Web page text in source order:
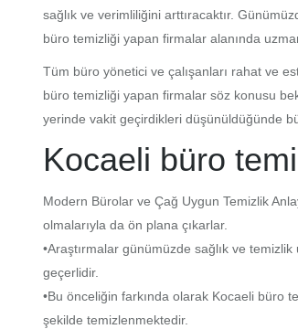
sağlık ve verimliliğini arttıracaktır.
büro temizliği yapan firmalar alanında
Tüm büro yönetici ve çalışanları rahat ve
büro temizliği yapan firmalar söz konusu
yerinde vakit geçirdikleri düşünüldüğünde
Kocaeli büro
Modern Bürolar ve Çağ Uygun Temizlik
olmalarıyla da ön plana çıkarlar.
•Araştırmalar günümüzde sağlık ve
geçerlidir.
•Bu önceliğin farkında olarak Kocaeli büro
şekilde temizlenmektedir.